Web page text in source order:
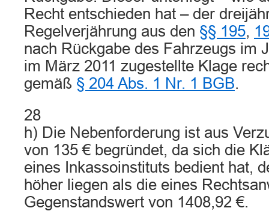
Recht entschieden hat – der
Regelverjährung aus den §§ 195,
nach Rückgabe des Fahrzeugs im
im März 2011 zugestellte Klage
gemäß § 204 Abs. 1 Nr. 1 BGB.
28
h) Die Nebenforderung ist aus
von 135 € begründet, da sich die
eines Inkassoinstituts bedient hat,
höher liegen als die eines
Gegenstandswert von 1408,92 €.